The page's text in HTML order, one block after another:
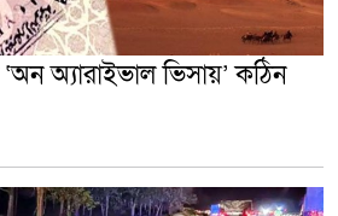
অ্যারাইভাল ভিসায়’ কঠিন